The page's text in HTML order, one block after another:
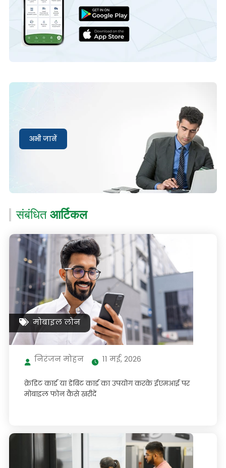
अभी जानें
संबंधितआर्टिकल
मोबाइल लोन
निरंजन मोहन 11 मई, 2026
क्रेडिट कार्ड या डेबिट कार्ड का उपयोग करके ईएमआई पर
मोबाइल फोन कैसे खरीदें